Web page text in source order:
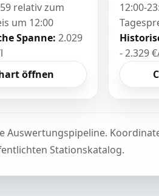
relativ zum
um 12:00
Spanne: 2.029
öffnen
12:00-
- 2.329
Auswertungspipeline.
Stationskatalog.